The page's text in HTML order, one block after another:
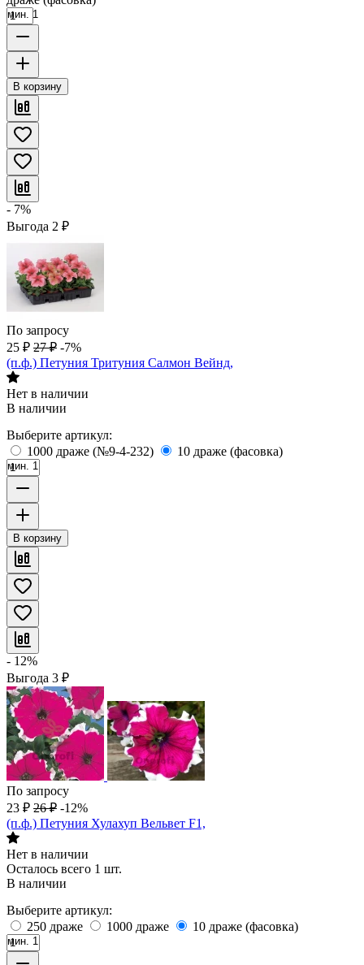
мин. 1
В корзину
- 7%
Выгода 2 ₽
По запросу
25 ₽ 27 ₽ -7%
(п.ф.) Петуния Тритуния Салмон Вейнд,
Нет в наличии
В наличии
Выберите артикул:
1000 драже (№9-4-232)
10 драже (фасовка)
мин. 1
В корзину
- 12%
Выгода 3 ₽
По запросу
23 ₽ 26 ₽ -12%
(п.ф.) Петуния Хулахуп Вельвет F1,
Нет в наличии
Осталось всего 1 шт.
В наличии
Выберите артикул:
250 драже
1000 драже 10 драже (фасовка)
мин. 1